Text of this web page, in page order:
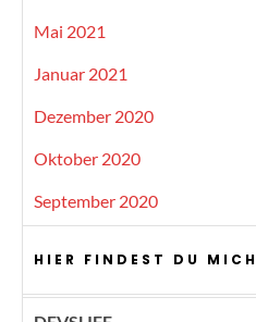
Mai 2021
Januar 2021
Dezember 2020
Oktober 2020
September 2020
HIER FINDEST DU MICH